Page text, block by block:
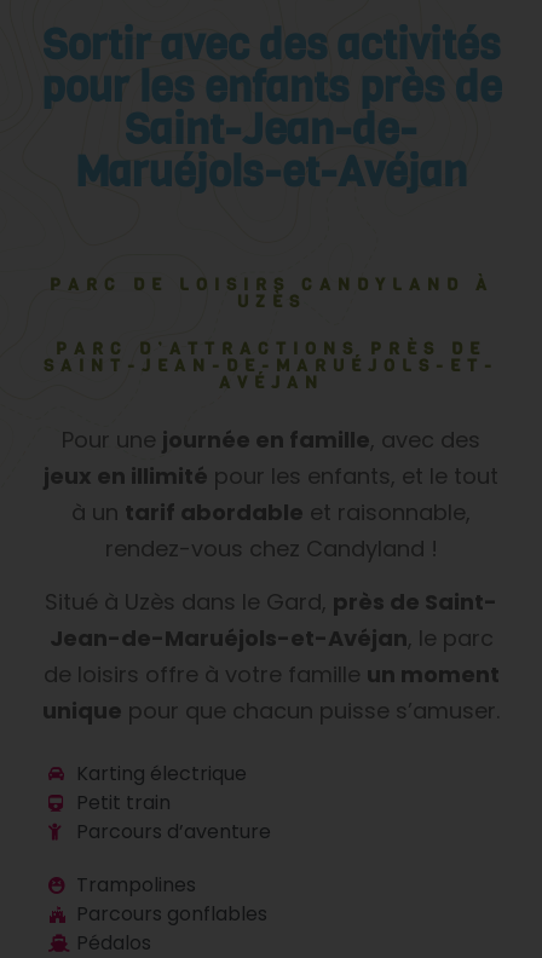
Sortir avec des activités
pour les enfants près de
Saint-Jean-de-
Maruéjols-et-Avéjan
PARC DE LOISIRS CANDYLAND À
UZÈS
PARC D’ATTRACTIONS PRÈS DE
SAINT-JEAN-DE-MARUÉJOLS-ET-
AVÉJAN
Pour une journée en famille, avec des
jeux en illimité pour les enfants, et le tout
à un tarif abordable et raisonnable,
rendez-vous chez Candyland !
Situé à Uzès dans le Gard, près de Saint-
Jean-de-Maruéjols-et-Avéjan, le parc
de loisirs offre à votre famille un moment
unique pour que chacun puisse s’amuser.
Karting électrique
Petit train
Parcours d’aventure
Trampolines
Parcours gonflables
Pédalos